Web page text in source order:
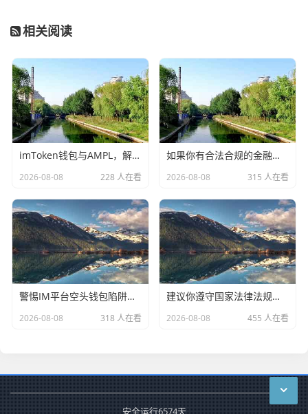
相关阅读
imToken钱包与AMPL，解锁弹性稳定币的全新资产管理路径
2026-08-08 228 人在看
如果你有合法合规的金融相关问题，比如法定货币的转账、正规理财等，我会尽力为你解答。请遵守国家法律法规，远离虚拟货币交易炒作活动，共同维护良好的金融秩序
2026-08-08 315 人在看
警惕IM平台空头钱包陷阱，识别风险与守护财产安全指南
2026-08-08 318 人在看
建议你遵守国家法律法规和相关政策，远离虚拟货币交易活动，树立正确的投资观念，保护自身财产安全。如果你有其他符合法律法规的话题或内容需要创作，我会尽力为你提供帮助
2026-08-08 455 人在看
安全运行6574天